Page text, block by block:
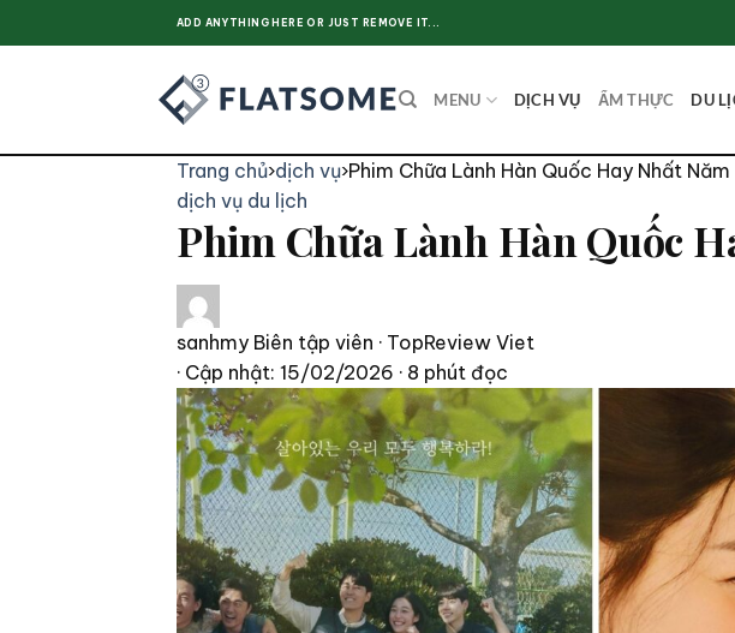
to
ADD ANYTHING HERE OR JUST REMOVE IT...
MENU DỊCH VỤ ẨM THỰC DU
Trang chủ›dịch vụ›Phim Chữa Lành Hàn Quốc Hay Nhất
dịch vụ du lịch
Phim Chữa Lành Hàn Quốc
sanhmy Biên tập viên · TopReview Viet
· Cập nhật: 15/02/2026 · 8 phút đọc